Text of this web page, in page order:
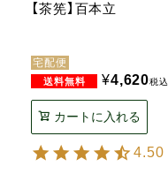
【茶筅】百本立
宅配便
¥4,620税込
カートに入れる
4.50